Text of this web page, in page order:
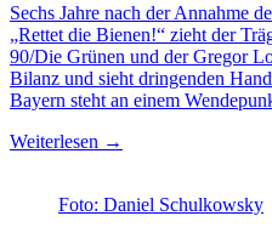
Sechs Jahre nach der Annahme
„Rettet die Bienen!“ zieht der
90/Die Grünen und der Gregor
Bilanz und sieht dringenden
Bayern steht an einem
Weiterlesen →
Foto: Daniel Schulkowsky